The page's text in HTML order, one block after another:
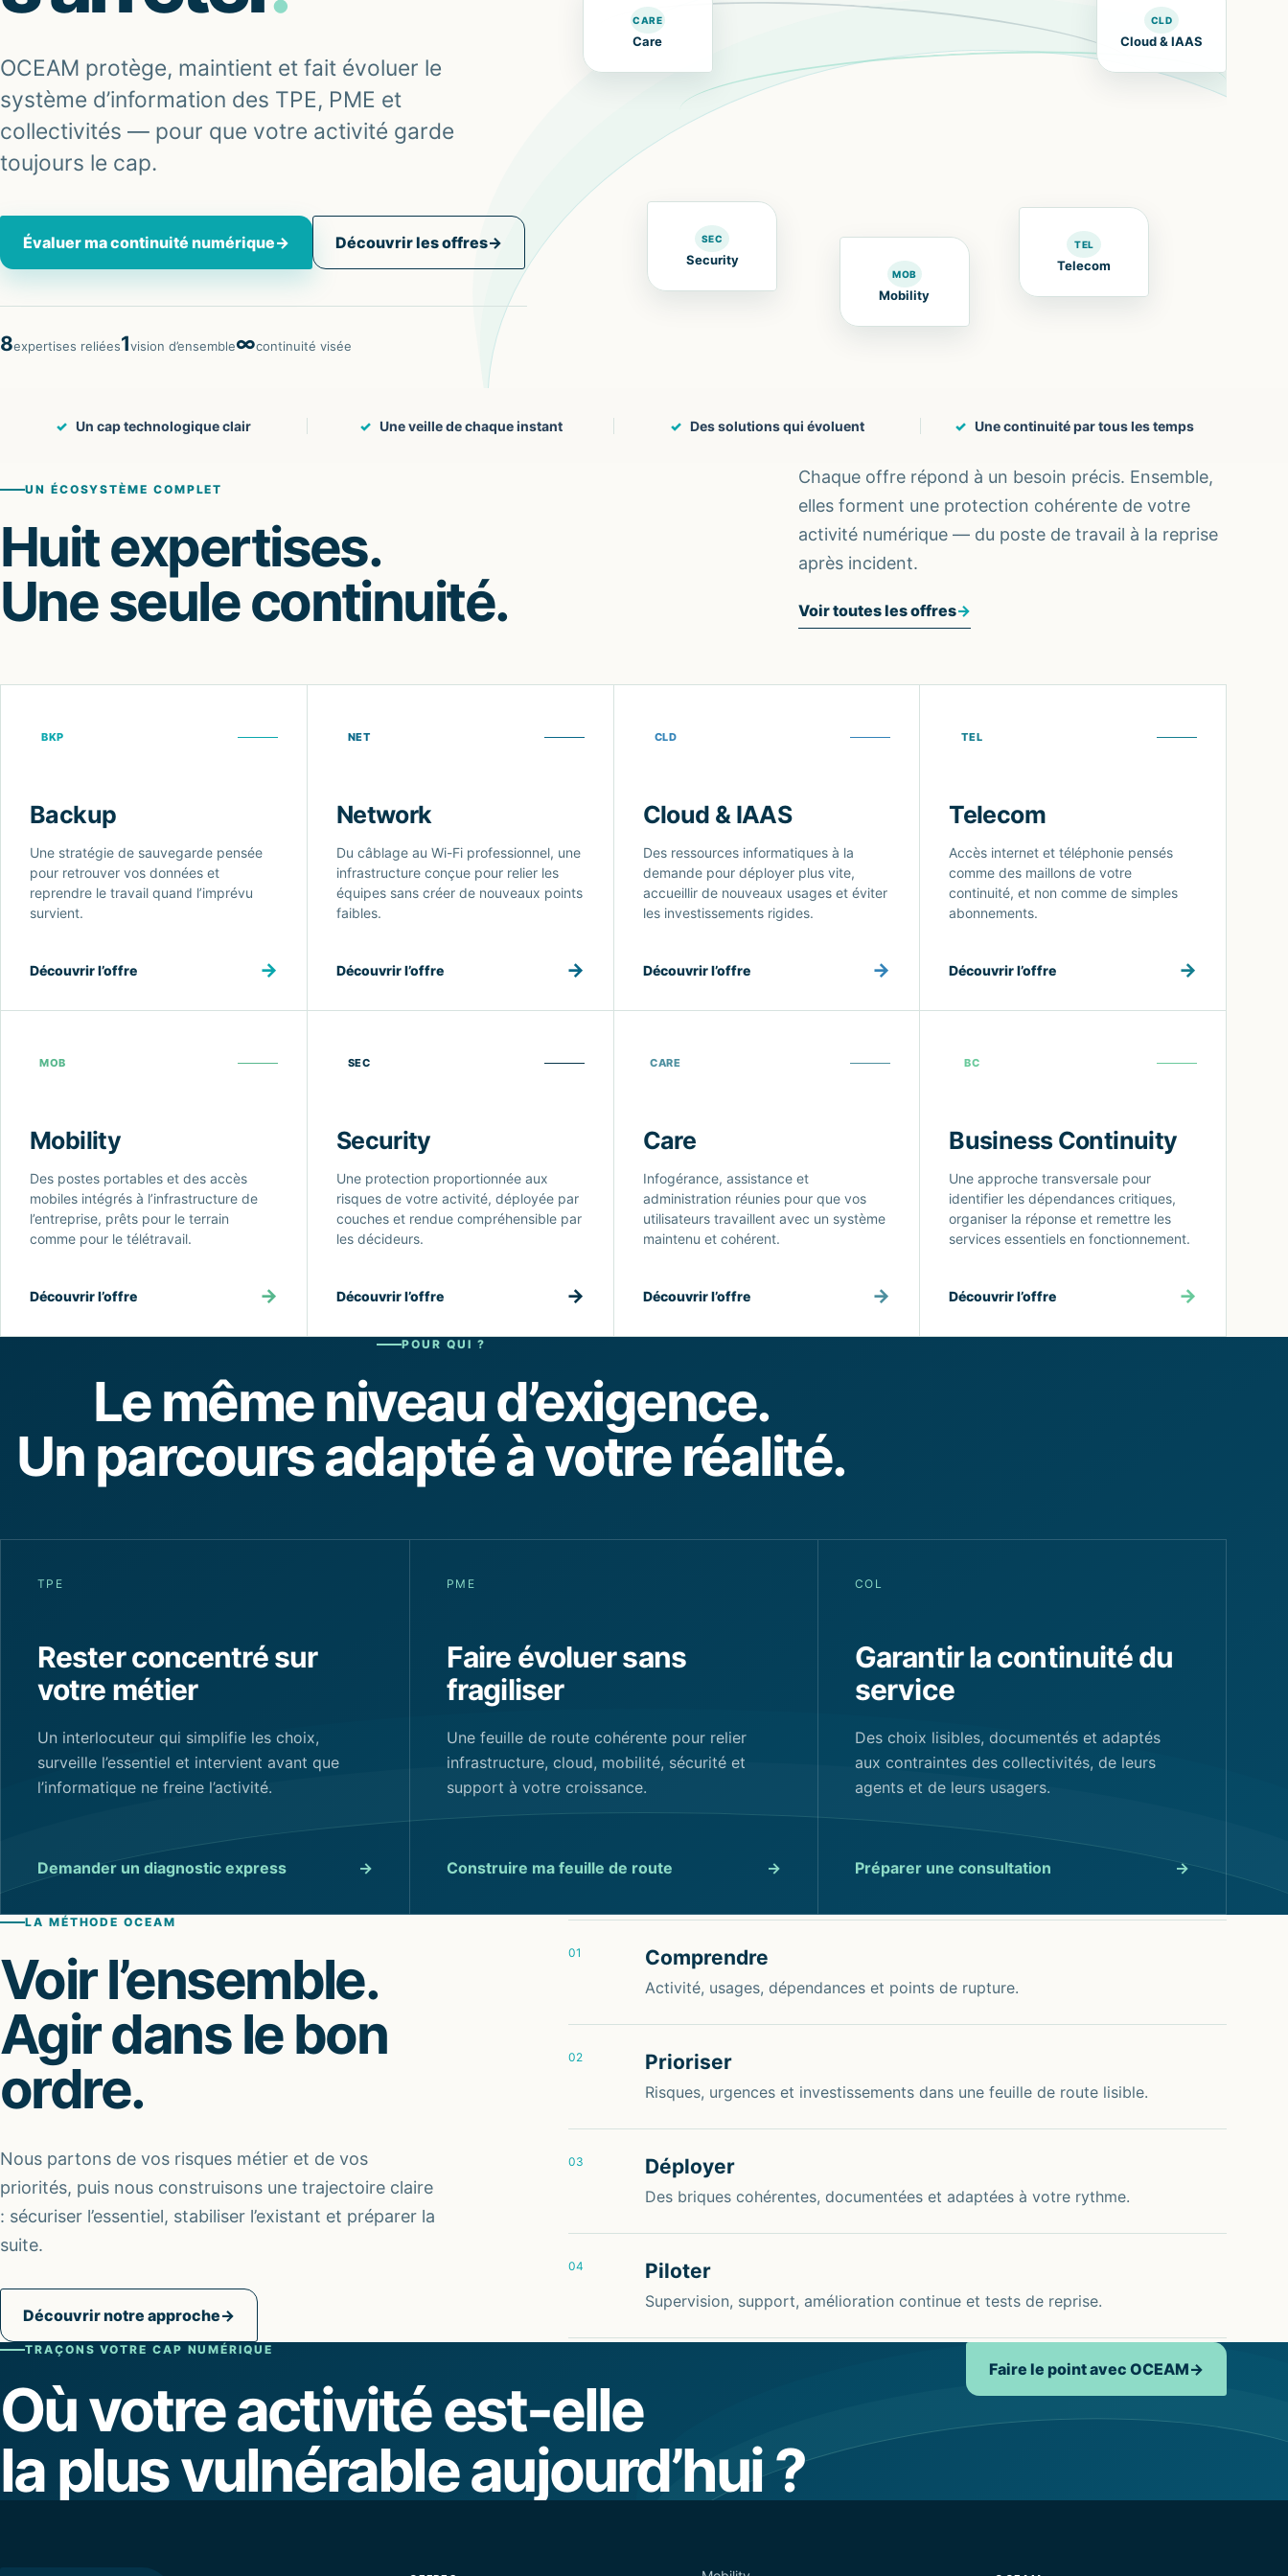
OCEAM protège, maintient et fait évoluer le
système d’information des TPE, PME et
collectivités — pour que votre activité garde
toujours le cap.
Évaluer ma continuité numérique→ Découvrir les offres→
8expertises reliées1vision d’ensemble∞continuité visée
CLD
Cloud & IAAS
TEL
Telecom
MOB
Mobility
SEC
Security
CARE
Care
Un cap technologique clair Une veille de chaque instant Des solutions qui évoluent Une continuité par tous les temps
UN ÉCOSYSTÈME COMPLET
Huit expertises.
Une seule continuité.
Chaque offre répond à un besoin précis. Ensemble,
elles forment une protection cohérente de votre
activité numérique — du poste de travail à la reprise
après incident.
Voir toutes les offres→
BKP
Backup
Une stratégie de sauvegarde pensée
pour retrouver vos données et
reprendre le travail quand l’imprévu
survient.
Découvrir l’offre →
NET
Network
Du câblage au Wi-Fi professionnel, une
infrastructure conçue pour relier les
équipes sans créer de nouveaux points
faibles.
Découvrir l’offre →
CLD
Cloud & IAAS
Des ressources informatiques à la
demande pour déployer plus vite,
accueillir de nouveaux usages et éviter
les investissements rigides.
Découvrir l’offre →
TEL
Telecom
Accès internet et téléphonie pensés
comme des maillons de votre
continuité, et non comme de simples
abonnements.
Découvrir l’offre →
MOB
Mobility
Des postes portables et des accès
mobiles intégrés à l’infrastructure de
l’entreprise, prêts pour le terrain
comme pour le télétravail.
Découvrir l’offre →
SEC
Security
Une protection proportionnée aux
risques de votre activité, déployée par
couches et rendue compréhensible par
les décideurs.
Découvrir l’offre →
CARE
Care
Infogérance, assistance et
administration réunies pour que vos
utilisateurs travaillent avec un système
maintenu et cohérent.
Découvrir l’offre →
BC
Business Continuity
Une approche transversale pour
identifier les dépendances critiques,
organiser la réponse et remettre les
services essentiels en fonctionnement.
Découvrir l’offre →
POUR QUI ?
Le même niveau d’exigence.
Un parcours adapté à votre réalité.
TPE
Rester concentré sur
votre métier
Un interlocuteur qui simplifie les choix,
surveille l’essentiel et intervient avant que
l’informatique ne freine l’activité.
Demander un diagnostic express →
PME
Faire évoluer sans
fragiliser
Une feuille de route cohérente pour relier
infrastructure, cloud, mobilité, sécurité et
support à votre croissance.
Construire ma feuille de route →
COL
Garantir la continuité du
service
Des choix lisibles, documentés et adaptés
aux contraintes des collectivités, de leurs
agents et de leurs usagers.
Préparer une consultation →
LA MÉTHODE OCEAM
Voir l’ensemble.
Agir dans le bon
ordre.
Nous partons de vos risques métier et de vos
priorités, puis nous construisons une trajectoire claire
: sécuriser l’essentiel, stabiliser l’existant et préparer la
suite.
Découvrir notre approche→
01 Comprendre
Activité, usages, dépendances et points de rupture.
02 Prioriser
Risques, urgences et investissements dans une feuille de route lisible.
03 Déployer
Des briques cohérentes, documentées et adaptées à votre rythme.
04 Piloter
Supervision, support, amélioration continue et tests de reprise.
TRAÇONS VOTRE CAP NUMÉRIQUE
Où votre activité est-elle
la plus vulnérable aujourd’hui ?
Faire le point avec OCEAM→
SUITE DES OFFRES